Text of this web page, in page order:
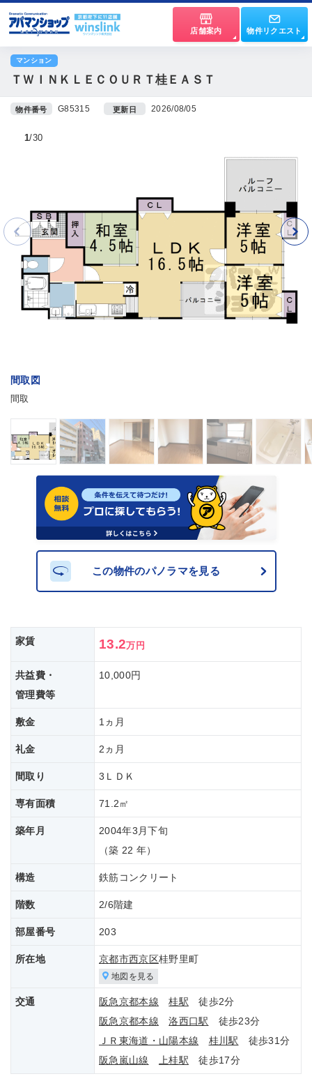
店舗案内 物件リクエスト
マンション
ＴＷＩＮＫＬＥＣＯＵＲＴ桂ＥＡＳＴ
物件番号 G85315 更新日 2026/08/05
間取図
間取
1 30
この物件のパノラマを見る
家賃 13.2万円
共益費・
管理費等
10,000円
敷金 1ヵ月
礼金 2ヵ月
間取り 3ＬＤＫ
専有面積 71.2㎡
築年月
2004年3月下旬
（築 22 年）
構造 鉄筋コンクリート
階数 2/6階建
部屋番号 203
所在地 京都市西京区桂野里町
地図を見る
交通 阪急京都本線 桂駅 徒歩2分
阪急京都本線
洛西口駅 徒歩23分
ＪＲ東海道・山陽本線
桂川駅 徒歩31分
阪急嵐山線
上桂駅 徒歩17分